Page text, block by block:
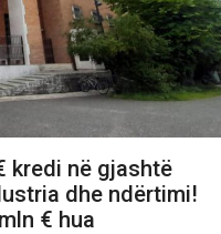
kredi në gjashtë
dhe ndërtimi!
€ hua